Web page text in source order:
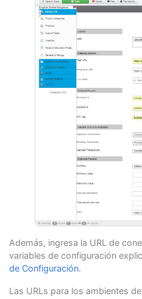
Además, ingresa la URL de
variables de configuración
de Configuración.
Las URLs para los ambientes